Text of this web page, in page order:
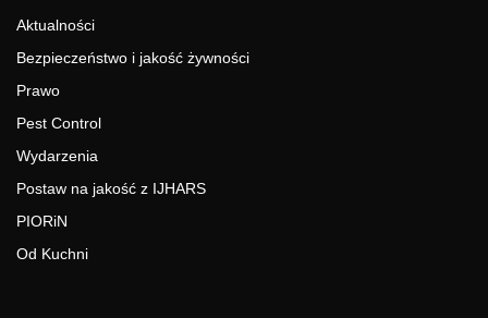
Aktualności
Bezpieczeństwo i jakość żywności
Prawo
Pest Control
Wydarzenia
Postaw na jakość z IJHARS
PIORiN
Od Kuchni